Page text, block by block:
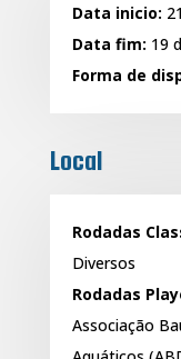
Data inicio:
Data fim: 19
Forma de
Local
Rodadas
Diversos
Rodadas
Associação